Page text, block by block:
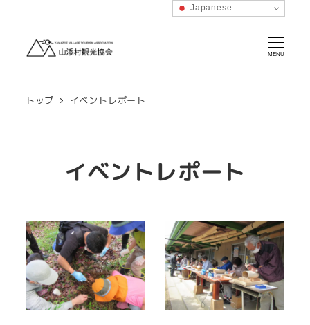
MENU
トップ イベントレポート
イベントレポート
Japanese